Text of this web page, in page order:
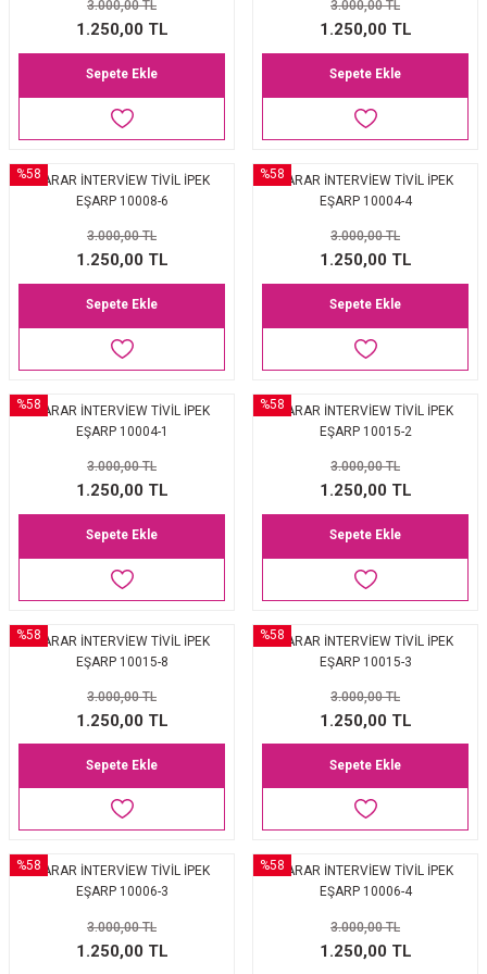
3.000,00 TL
1.250,00 TL
Sepete Ekle
3.000,00 TL
1.250,00 TL
Sepete Ekle
%58SARAR İNTERVİEW TİVİL İPEK
EŞARP 10008-6
3.000,00 TL
1.250,00 TL
Sepete Ekle
%58SARAR İNTERVİEW TİVİL İPEK
EŞARP 10004-4
3.000,00 TL
1.250,00 TL
Sepete Ekle
%58SARAR İNTERVİEW TİVİL İPEK
EŞARP 10004-1
3.000,00 TL
1.250,00 TL
Sepete Ekle
%58SARAR İNTERVİEW TİVİL İPEK
EŞARP 10015-2
3.000,00 TL
1.250,00 TL
Sepete Ekle
%58SARAR İNTERVİEW TİVİL İPEK
EŞARP 10015-8
3.000,00 TL
1.250,00 TL
Sepete Ekle
%58SARAR İNTERVİEW TİVİL İPEK
EŞARP 10015-3
3.000,00 TL
1.250,00 TL
Sepete Ekle
%58SARAR İNTERVİEW TİVİL İPEK
EŞARP 10006-3
3.000,00 TL
1.250,00 TL
%58SARAR İNTERVİEW TİVİL İPEK
EŞARP 10006-4
3.000,00 TL
1.250,00 TL